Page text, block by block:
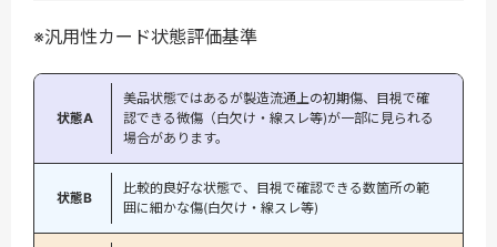
※汎用性カード状態評価基準
状態A
美品状態ではあるが製造流通上の初期傷、目視で確
認できる微傷（白欠け・線スレ等)が一部に見られる
場合があります。
状態B
比較的良好な状態で、目視で確認できる数箇所の範
囲に細かな傷(白欠け・線スレ等)